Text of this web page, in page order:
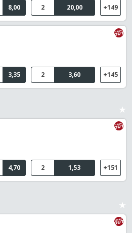
8,00 20,00
2 +149
3,35 3,60
2 +145
4,70 1,53
2 +151